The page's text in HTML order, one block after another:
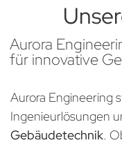
Aurora
für innovative
Aurora Engineering
Ingenieurlösungen
Gebäudetechnik.